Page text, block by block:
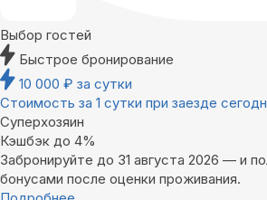
Выбор гостей
Быстрое бронирование
10 000 ₽ за сутки
Стоимость за 1 сутки при заезде
Суперхозяин
Кэшбэк до 4%
Забронируйте до 31 августа 2026 — и
бонусами после оценки проживания.